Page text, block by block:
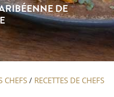
DE
CHEFS / RECETTES DE CHEFS